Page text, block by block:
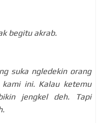
begitu akrab.
suka ngledekin orang
ini. Kalau ketemu
jengkel deh. Tapi